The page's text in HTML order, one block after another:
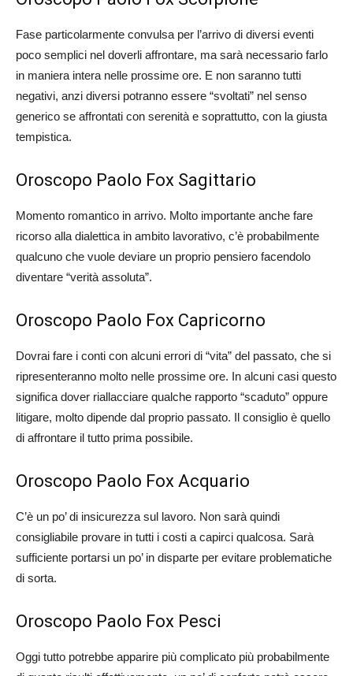
Fase particolarmente convulsa per l’arrivo di diversi eventi
poco semplici nel doverli affrontare, ma sarà necessario farlo
in maniera intera nelle prossime ore. E non saranno tutti
negativi, anzi diversi potranno essere “svoltati” nel senso
generico se affrontati con serenità e soprattutto, con la giusta
tempistica.
Oroscopo Paolo Fox Sagittario
Momento romantico in arrivo. Molto importante anche fare
ricorso alla dialettica in ambito lavorativo, c’è probabilmente
qualcuno che vuole deviare un proprio pensiero facendolo
diventare “verità assoluta”.
Oroscopo Paolo Fox Capricorno
Dovrai fare i conti con alcuni errori di “vita” del passato, che si
ripresenteranno molto nelle prossime ore. In alcuni casi questo
significa dover riallacciare qualche rapporto “scaduto” oppure
litigare, molto dipende dal proprio passato. Il consiglio è quello
di affrontare il tutto prima possibile.
Oroscopo Paolo Fox Acquario
C’è un po’ di insicurezza sul lavoro. Non sarà quindi
consigliabile provare in tutti i costi a capirci qualcosa. Sarà
sufficiente portarsi un po’ in disparte per evitare problematiche
di sorta.
Oroscopo Paolo Fox Pesci
Oggi tutto potrebbe apparire più complicato più probabilmente